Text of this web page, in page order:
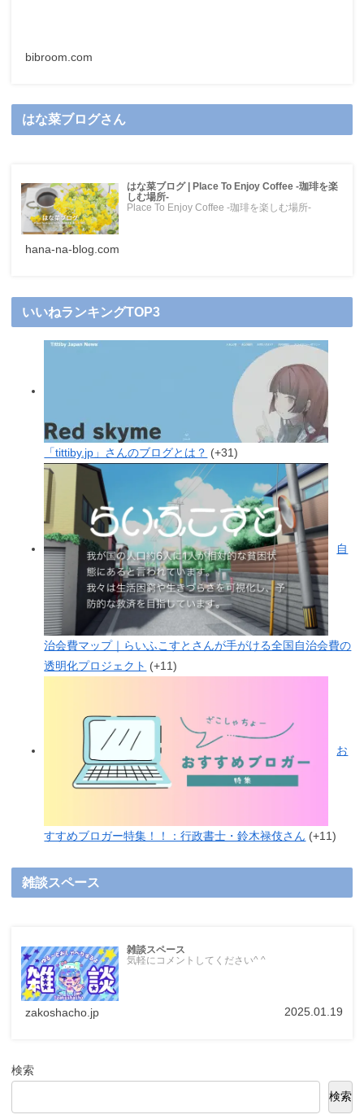
bibroom.com
はな菜ブログさん
はな菜ブログ | Place To Enjoy Coffee -珈琲を楽
しむ場所-
Place To Enjoy Coffee -珈琲を楽しむ場所-
hana-na-blog.com
いいねランキングTOP3
「tittiby.jp」さんのブログとは？ +31
自
治会費マップ｜らいふこすとさんが手がける全国自治会費の
透明化プロジェクト
+11
お
すすめブロガー特集！！：行政書士・鈴木禄伎さん +11
雑談スペース
雑談スペース
気軽にコメントしてください^ ^
zakoshacho.jp 2025.01.19
検索
検索